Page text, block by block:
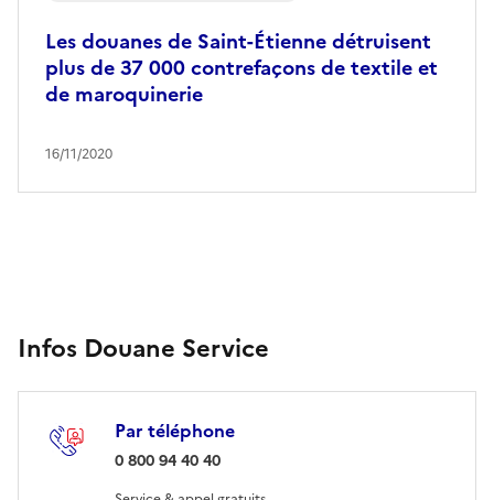
16/11/2020
Les douanes de Saint-Étienne détruisent
plus de 37 000 contrefaçons de textile et
de maroquinerie
Infos Douane Service
Par téléphone
: 0 800 94 40 40
0 800 94 40 40